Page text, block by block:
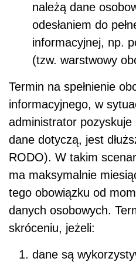
należą dane
odesłaniem do
informacyjnej, np.
(tzw. warstwowy
Termin na spełnienie
informacyjnego, w
administrator
dane dotyczą, jest
RODO). W takim
ma maksymalnie
tego obowiązku od
danych osobowych.
skróceniu, jeżeli:
dane są